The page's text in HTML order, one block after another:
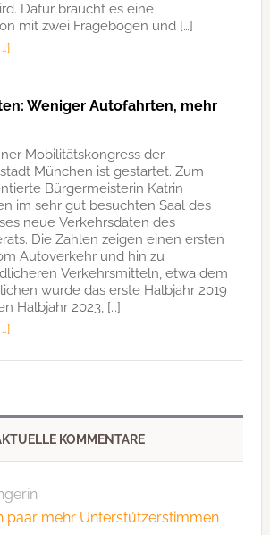
Dafür braucht es eine
mit zwei Fragebögen und […]
Weniger Autofahrten, mehr
Mobilitätskongress der
München ist gestartet. Zum
Bürgermeisterin Katrin
im sehr gut besuchten Saal des
neue Verkehrsdaten des
Die Zahlen zeigen einen ersten
Autoverkehr und hin zu
Verkehrsmitteln, etwa dem
wurde das erste Halbjahr 2019
Halbjahr 2023, […]
KOMMENTARE
paar mehr Unterstützerstimmen